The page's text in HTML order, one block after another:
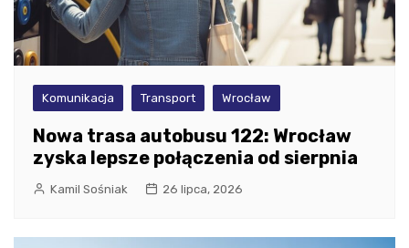
Komunikacja Transport Wrocław
Nowa trasa autobusu 122: Wrocław
zyska lepsze połączenia od sierpnia
Kamil Sośniak 26 lipca, 2026